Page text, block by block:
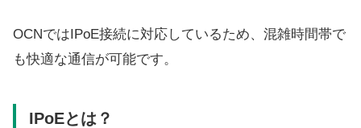
OCNではIPoE接続に対応しているため、混雑時間帯で
も快適な通信が可能です。
IPoEとは？